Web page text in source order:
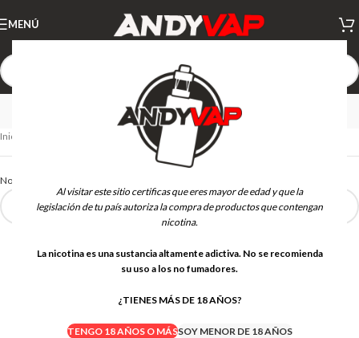
Al visitar este sitio certificas que eres mayor de edad y que la
legislación de tu país autoriza la compra de productos que contengan
nicotina.
La nicotina es una sustancia altamente adictiva. No se recomienda
su uso a los no fumadores.
¿TIENES MÁS DE 18 AÑOS?
TENGO 18 AÑOS O MÁSSOY MENOR DE 18 AÑOS
MENÚ
MAWIX
Inicio MAWIX
No se han encontrado productos que coincidan con tu selección.